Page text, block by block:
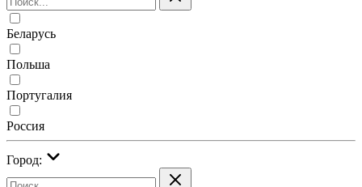
Беларусь
Польша
Португалия
Россия
Город: